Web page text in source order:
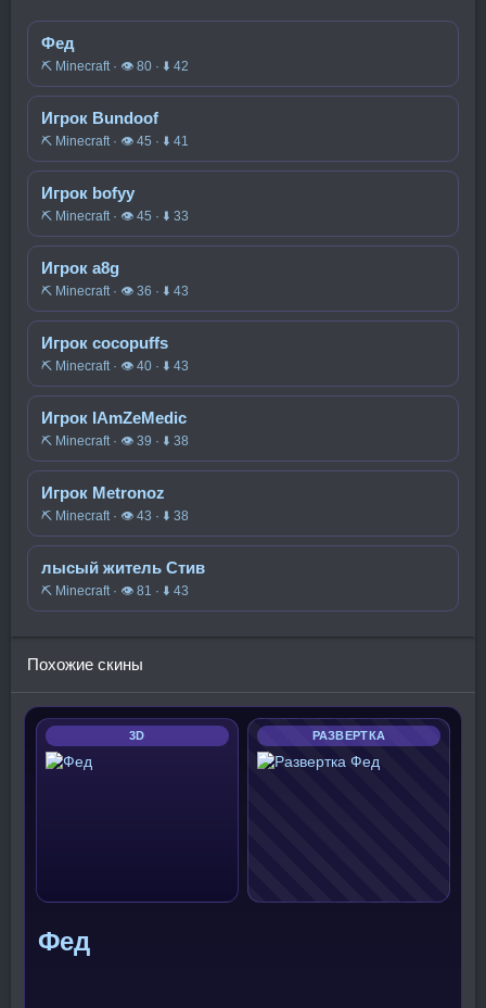
Фед
⛏️ Minecraft · 👁 80 · ⬇ 42
Игрок Bundoof
⛏️ Minecraft · 👁 45 · ⬇ 41
Игрок bofyy
⛏️ Minecraft · 👁 45 · ⬇ 33
Игрок a8g
⛏️ Minecraft · 👁 36 · ⬇ 43
Игрок cocopuffs
⛏️ Minecraft · 👁 40 · ⬇ 43
Игрок IAmZeMedic
⛏️ Minecraft · 👁 39 · ⬇ 38
Игрок Metronoz
⛏️ Minecraft · 👁 43 · ⬇ 38
лысый житель Стив
⛏️ Minecraft · 👁 81 · ⬇ 43
Похожие скины
3D РАЗВЕРТКА
Фед